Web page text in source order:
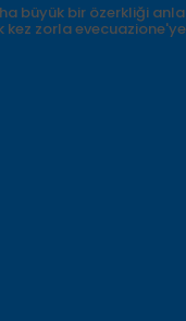
büyük bir özerkliği
zorla